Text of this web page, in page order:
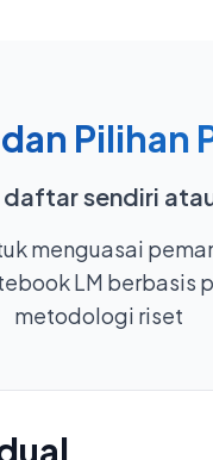
Pilihan
daftar sendiri
menguasai
LM berbasis
metodologi riset